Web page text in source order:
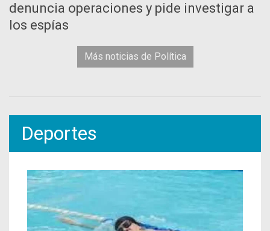
denuncia operaciones y pide investigar a
los espías
Más noticias de Política
Deportes